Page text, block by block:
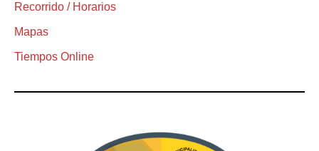
Recorrido / Horarios
Mapas
Tiempos Online